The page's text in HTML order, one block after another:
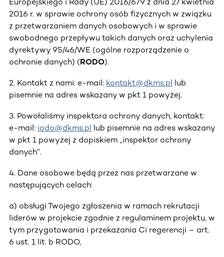
2016 r. w sprawie ochrony osób fizycznych w związku
z przetwarzaniem danych osobowych i w sprawie
swobodnego przepływu takich danych oraz uchylenia
dyrektywy 95/46/WE (ogólne rozporządzenie o
ochronie danych) (RODO).
2. Kontakt z nami: e-mail: kontakt@dkms.pl lub
pisemnie na adres wskazany w pkt 1 powyżej.
3. Powołaliśmy inspektora ochrony danych, kontakt:
e-mail: iodo@dkms.pl lub pisemnie na adres wskazany
w pkt 1 powyżej z dopiskiem „inspektor ochrony
danych”.
4. Dane osobowe będą przez nas przetwarzane w
następujących celach:
a) obsługi Twojego zgłoszenia w ramach rekrutacji
liderów w projekcie zgodnie z regulaminem projektu, w
tym przygotowania i przekazania Ci regerencji – art.
6 ust. 1 lit. b RODO,